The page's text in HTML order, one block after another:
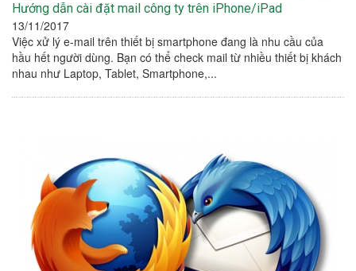
Hướng dẫn cài đặt mail công ty trên iPhone/iPad
13/11/2017
Việc xử lý e-mail trên thiết bị smartphone đang là nhu cầu của
hầu hết người dùng. Bạn có thể check mail từ nhiều thiết bị khách
nhau như Laptop, Tablet, Smartphone,...